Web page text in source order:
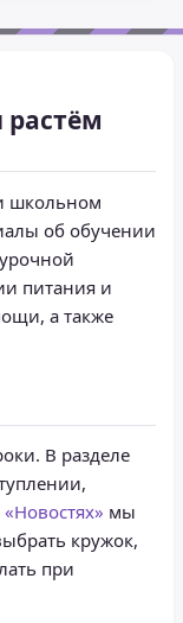
школьном
об обучении
питания и
а также
В разделе
«Новостях» мы
кружок,
при